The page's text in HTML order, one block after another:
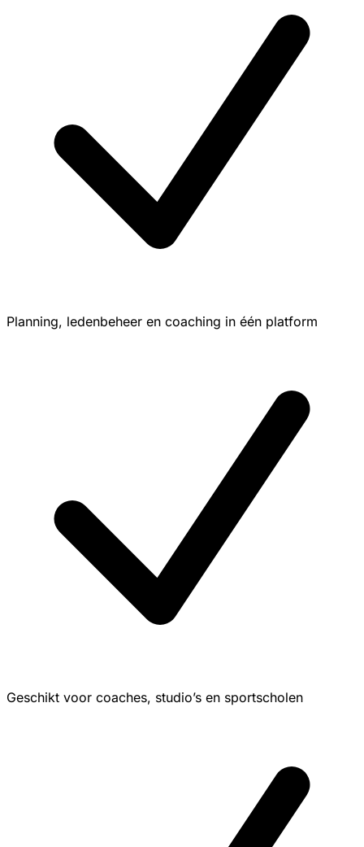
Planning, ledenbeheer en coaching in één platform
Geschikt voor coaches, studio’s en sportscholen